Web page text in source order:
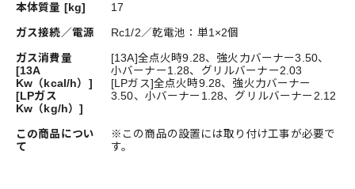
本体質量 [kg] 17
ガス接続／電源 Rc1/2／乾電池：単1×2個
ガス消費量
[13A
Kw（kcal/h）]
[LPガス
Kw（kg/h）]
[13A]全点火時9.28、強火力バーナー3.50、
小バーナー1.28、グリルバーナー2.03
[LPガス]全点火時9.28、強火力バーナー
3.50、小バーナー1.28、グリルバーナー2.12
この商品につい
て
※この商品の設置には取り付け工事が必要で
す。